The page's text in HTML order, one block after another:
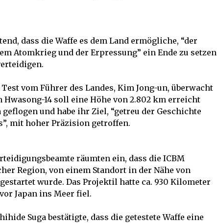
dass die Waffe es dem Land ermögliche, “der
Atomkrieg und der Erpressung” ein Ende zu setzen
vom Führer des Landes, Kim Jong-un, überwacht
Hwasong-14 soll eine Höhe von 2.802 km erreicht
und habe ihr Ziel, “getreu der Geschichte
mit hoher Präzision getroffen.
räumten ein, dass die ICBM
Region, von einem Standort in der Nähe von
wurde. Das Projektil hatte ca. 930 Kilometer
Japan ins Meer fiel.
Suga bestätigte, dass die getestete Waffe eine